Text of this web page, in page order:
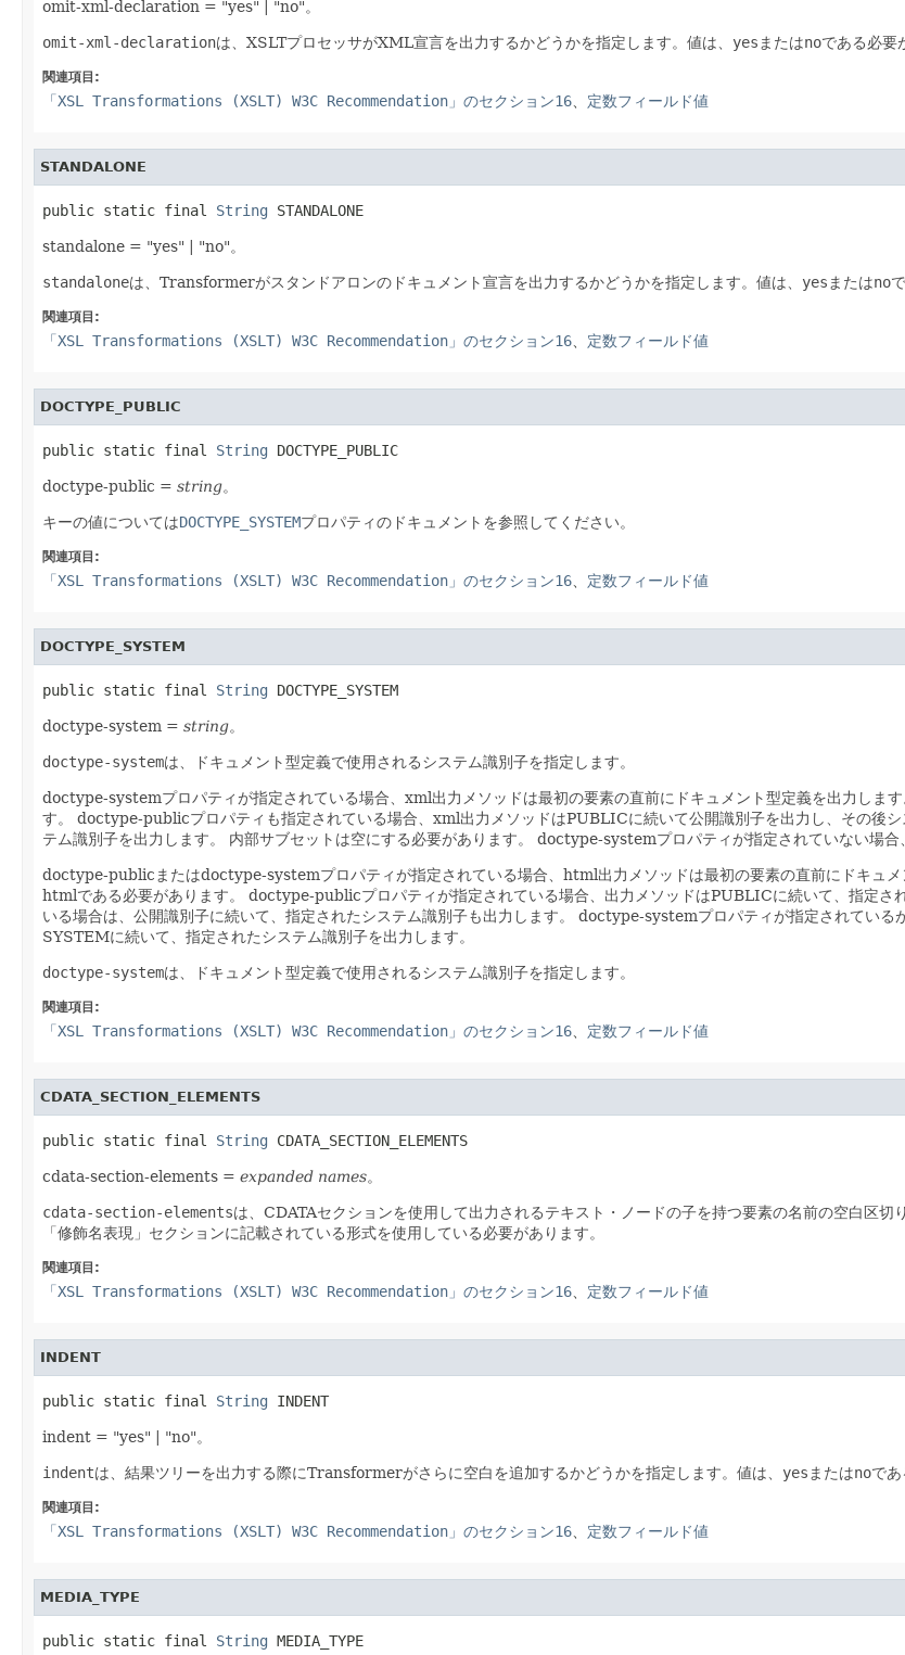
omit-xml-declaration = "yes" | "no"。
omit-xml-declarationは、XSLTプロセッサがXML宣言を出力するかどうかを指定します。値は、 yes またはnoである必要
関連項目:
「XSL Transformations (XSLT) W3C Recommendation」のセクション16 定数フィールド値
STANDALONE
public static final String STANDALONE
standalone = "yes" | "no"。
standaloneは、Transformerがスタンドアロンのドキュメント宣言を出力するかどうかを指定します。値は、 yes またはno
関連項目:
「XSL Transformations (XSLT) W3C Recommendation」のセクション16 定数フィールド値
DOCTYPE_PUBLIC
public static final String DOCTYPE_PUBLIC
doctype-public = string。
キーの値についてはDOCTYPE_SYSTEMプロパティのドキュメントを参照してください。
関連項目:
「XSL Transformations (XSLT) W3C Recommendation」のセクション16 定数フィールド値
DOCTYPE_SYSTEM
public static final String DOCTYPE_SYSTEM
doctype-system = string。
doctype-systemは、ドキュメント型定義で使用されるシステム識別子を指定します。
doctype-systemプロパティが指定されている場合、xml出力メソッドは最初の要素の直前にドキュメント型定義を出力します
す。
doctype-publicプロパティも指定されている場合、xml出力メソッドはPUBLICに続いて公開識別子を出力し、その後
テム識別子を出力します。
内部サブセットは空にする必要があります。 doctype-systemプロパティが指定されていない場
doctype-publicまたはdoctype-systemプロパティが指定されている場合、html出力メソッドは最初の要素の直前にドキュメ
htmlである必要があります。
doctype-publicプロパティが指定されている場合、出力メソッドはPUBLICに続いて、指定
いる場合は、公開識別子に続いて、指定されたシステム識別子も出力します。
doctype-systemプロパティが指定されている
SYSTEMに続いて、指定されたシステム識別子を出力します。
doctype-systemは、ドキュメント型定義で使用されるシステム識別子を指定します。
関連項目:
「XSL Transformations (XSLT) W3C Recommendation」のセクション16 定数フィールド値
CDATA_SECTION_ELEMENTS
public static final String CDATA_SECTION_ELEMENTS
cdata-section-elements = expanded names。
cdata-section-elementsは、CDATAセクションを使用して出力されるテキスト・ノードの子を持つ要素の名前の空白区切
「修飾名表現」セクションに記載されている形式を使用している必要があります。
関連項目:
「XSL Transformations (XSLT) W3C Recommendation」のセクション16 定数フィールド値
INDENT
public static final String INDENT
indent = "yes" | "no"。
indentは、結果ツリーを出力する際にTransformerがさらに空白を追加するかどうかを指定します。値は、 yes またはnoであ
関連項目:
「XSL Transformations (XSLT) W3C Recommendation」のセクション16 定数フィールド値
MEDIA_TYPE
public static final String MEDIA_TYPE